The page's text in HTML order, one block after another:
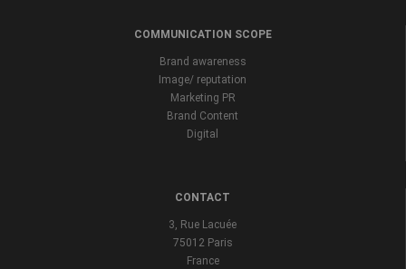
COMMUNICATION SCOPE
Brand awareness
Image/ reputation
Marketing PR
Brand Content
Digital
CONTACT
3, Rue Lacuée
75012 Paris
France